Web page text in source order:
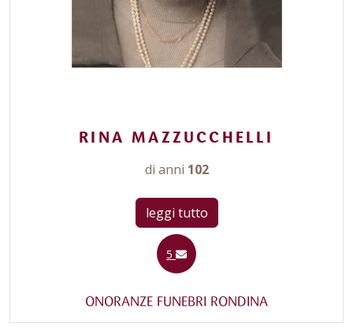
RINA MAZZUCCHELLI
di anni 102
leggi tutto
5
ONORANZE FUNEBRI RONDINA